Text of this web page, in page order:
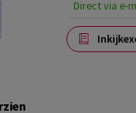
Direct via e-